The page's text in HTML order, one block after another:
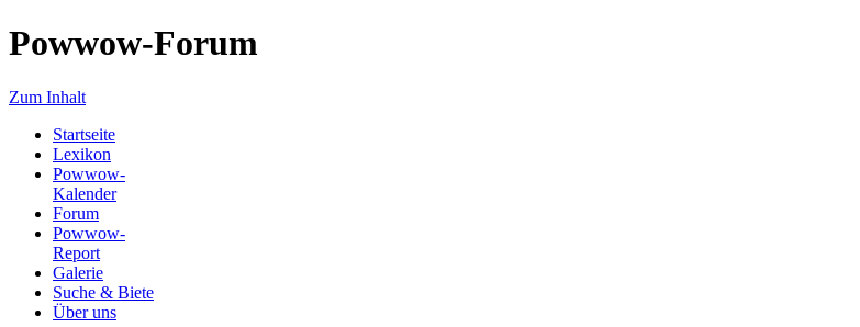
Powwow-Forum
Zum Inhalt
Startseite
Lexikon
Powwow-
Kalender
Forum
Powwow-
Report
Galerie
Suche & Biete
Über uns